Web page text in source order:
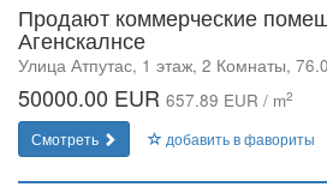
Продают коммерческие
Агенскалнсе
Улица Атпутас, 1 этаж, 2 Комнаты,
50000.00 EUR 657.89 EUR / m2
Смотреть добавить в фавориты